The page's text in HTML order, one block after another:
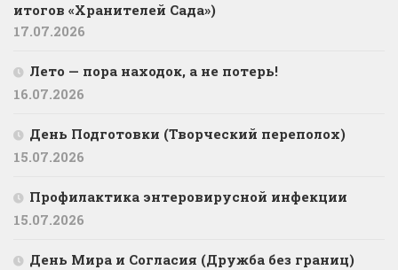
итогов «Хранителей Сада»)
17.07.2026
Лето — пора находок, а не потерь!
16.07.2026
День Подготовки (Творческий переполох)
15.07.2026
Профилактика энтеровирусной инфекции
15.07.2026
День Мира и Согласия (Дружба без границ)